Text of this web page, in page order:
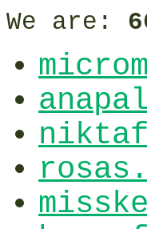
We are: